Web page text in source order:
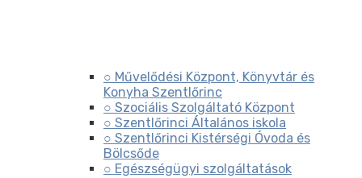
○ Művelődési Központ, Könyvtár és
Konyha Szentlőrinc
○ Szociális Szolgáltató Központ
○ Szentlőrinci Általános iskola
○ Szentlőrinci Kistérségi Óvoda és
Bölcsőde
○ Egészségügyi szolgáltatások